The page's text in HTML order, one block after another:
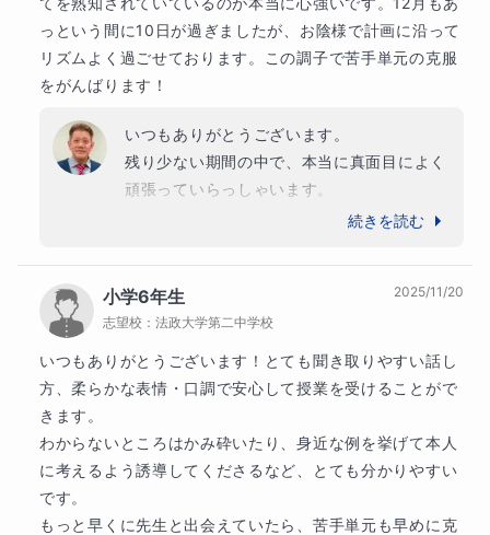
2019〜2022年　学習アカデミー
2023〜2025年　個別指導WAM
上位国公立高校
埼玉県立春日部高等学校
埼玉県立不動岡高等学校
埼玉県立越ケ谷高等学校
中学校
広尾学園中学校
上位校
大宮開成中学校
他 27 校 すべて見る
っという間に10日が過ぎましたが、お陰様で計画に沿って
リズムよく過ごせております。この調子で苦手単元の克服
をがんばります！
いつもありがとうございます。
残り少ない期間の中で、本当に真面目によく
頑張っていらっしゃいます。
苦手な分野も少しずつ自信がついてきている
ない受験にしていきましょう。
風邪などが流行っていますので、体調管理に
は気を付けて頑張りましょう。
続きを読む
小学6年生
志望校： 法政大学第二中学校
2025/11/20
いつもありがとうございます！とても聞き取りやすい話し
方、柔らかな表情・口調で安心して授業を受けることがで
きます。
わからないところはかみ砕いたり、身近な例を挙げて本人
に考えるよう誘導してくださるなど、とても分かりやすい
です。
もっと早くに先生と出会えていたら、苦手単元も早めに克